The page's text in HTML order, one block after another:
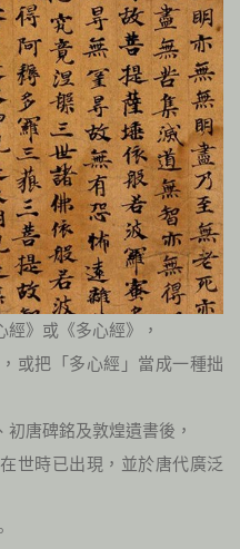
》或《多心經》，
或把「多心經」當成一種拙
唐碑銘及敦煌遺書後，
世時已出現，並於唐代廣泛